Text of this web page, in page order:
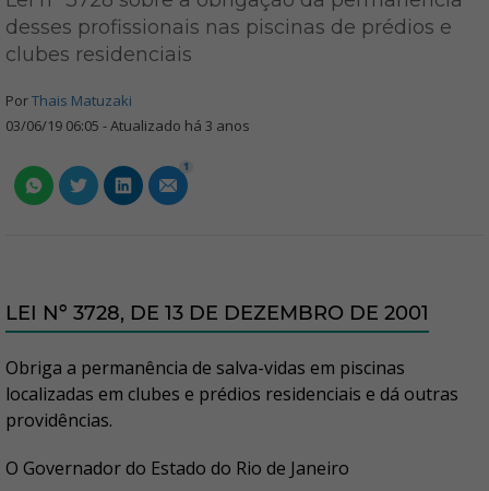
desses profissionais nas piscinas de prédios e
clubes residenciais
PorThais Matuzaki
03/06/19 06:05 - Atualizado há 3 anos
1
LEI Nº 3728, DE 13 DE DEZEMBRO DE 2001
Obriga a permanência de salva-vidas em piscinas
localizadas em clubes e prédios residenciais e dá outras
providências.
O Governador do Estado do Rio de Janeiro